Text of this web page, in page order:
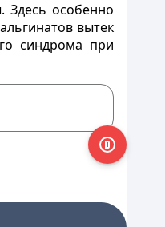
Здесь особенно
вытек
синдрома при